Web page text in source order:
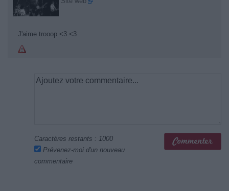
J'aime trooop <3 <3
Caractères restants : 1000
Prévenez-moi d'un nouveau
commentaire